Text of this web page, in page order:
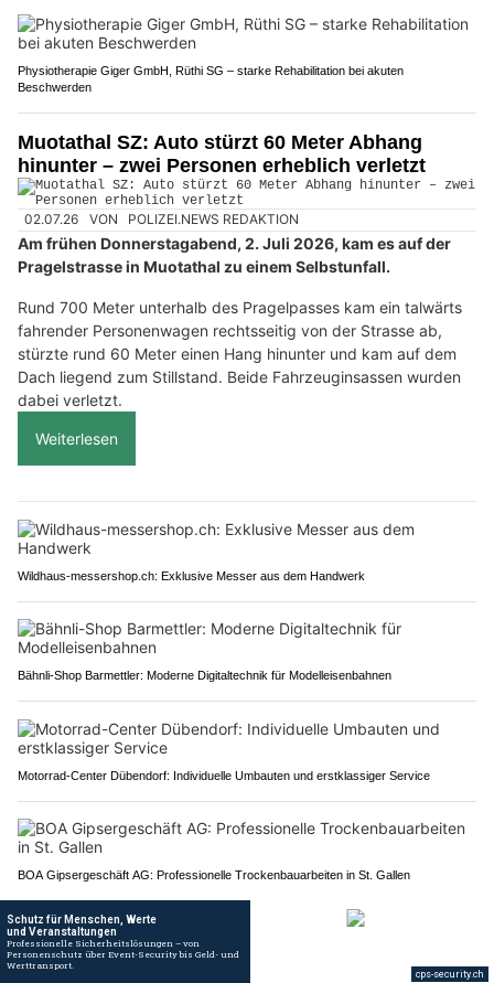
Physiotherapie Giger GmbH, Rüthi SG – starke Rehabilitation bei akuten
Beschwerden
Muotathal SZ: Auto stürzt 60 Meter Abhang
hinunter – zwei Personen erheblich verletzt
02.07.26 VON POLIZEI.NEWS REDAKTION
Am frühen Donnerstagabend, 2. Juli 2026, kam es auf der
Pragelstrasse in Muotathal zu einem Selbstunfall.
Rund 700 Meter unterhalb des Pragelpasses kam ein talwärts
fahrender Personenwagen rechtsseitig von der Strasse ab,
stürzte rund 60 Meter einen Hang hinunter und kam auf dem
Dach liegend zum Stillstand. Beide Fahrzeuginsassen wurden
dabei verletzt.
Weiterlesen
Wildhaus-messershop.ch: Exklusive Messer aus dem Handwerk
Bähnli-Shop Barmettler: Moderne Digitaltechnik für Modelleisenbahnen
Motorrad-Center Dübendorf: Individuelle Umbauten und erstklassiger Service
BOA Gipsergeschäft AG: Professionelle Trockenbauarbeiten in St. Gallen
Schwägalp AR: Auto kracht in Hydranten – rund
70'000 Liter Wasser laufen unkontrolliert aus